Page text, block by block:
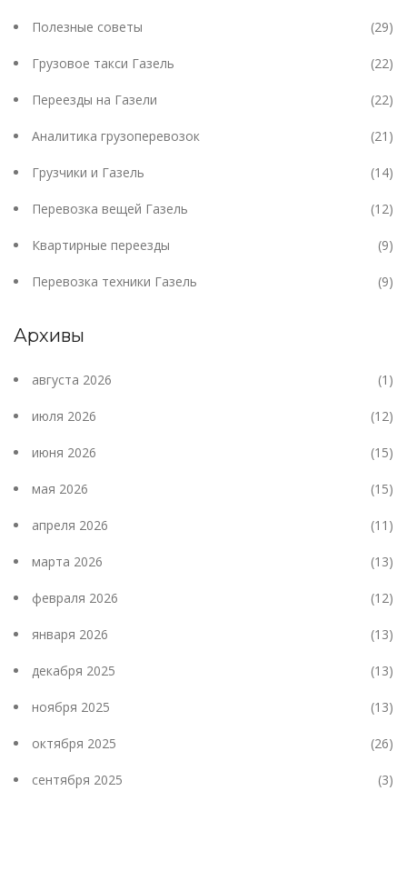
Полезные советы (29)
Грузовое такси Газель (22)
Переезды на Газели (22)
Аналитика грузоперевозок (21)
Грузчики и Газель (14)
Перевозка вещей Газель (12)
Квартирные переезды (9)
Перевозка техники Газель (9)
Архивы
августа 2026 (1)
июля 2026 (12)
июня 2026 (15)
мая 2026 (15)
апреля 2026 (11)
марта 2026 (13)
февраля 2026 (12)
января 2026 (13)
декабря 2025 (13)
ноября 2025 (13)
октября 2025 (26)
сентября 2025 (3)